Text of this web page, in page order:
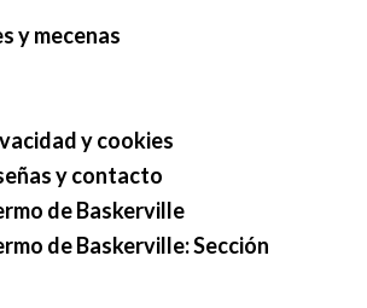
y mecenas
y cookies
y contacto
de Baskerville
de Baskerville: Sección